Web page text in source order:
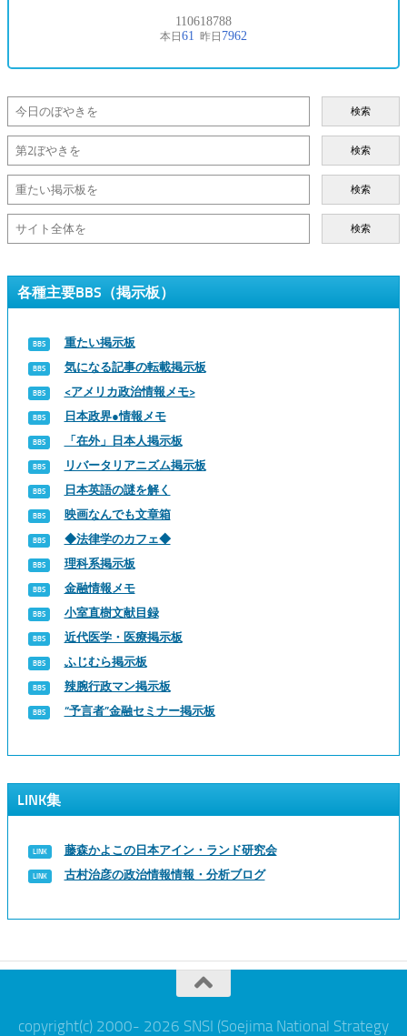
検索
検索
検索
検索
各種主要BBS（掲示板）
重たい掲示板
気になる記事の転載掲示板
<アメリカ政治情報メモ>
日本政界●情報メモ
「在外」日本人掲示板
リバータリアニズム掲示板
日本英語の謎を解く
映画なんでも文章箱
◆法律学のカフェ◆
理科系掲示板
金融情報メモ
小室直樹文献目録
近代医学・医療掲示板
ふじむら掲示板
辣腕行政マン掲示板
“予言者”金融セミナー掲示板
LINK集
藤森かよこの日本アイン・ランド研究会
古村治彦の政治情報情報・分析ブログ
copyright(c) 2000- 2026 SNSI (Soejima National Strategy